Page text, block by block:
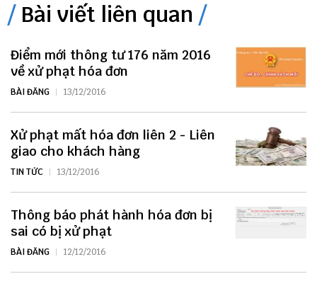
Bài viết liên quan
Điểm mới thông tư 176 năm 2016
về xử phạt hóa đơn
BÀI ĐĂNG 13/12/2016
Xử phạt mất hóa đơn liên 2 - Liên
giao cho khách hàng
TIN TỨC 13/12/2016
Thông báo phát hành hóa đơn bị
sai có bị xử phạt
BÀI ĐĂNG 12/12/2016